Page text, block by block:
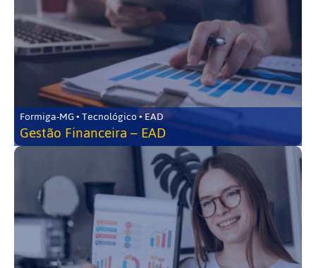
Formiga-MG • Tecnológico • EAD
Gestão Financeira – EAD